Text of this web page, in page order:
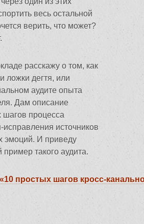
весь остальной
верить, что может?
расскажу о том, как
ложки дегтя, или
аудите опыта
Дам описание
шагов процесса
источников
эмоций. И приведу
пример такого аудита.
простых шагов кросс-